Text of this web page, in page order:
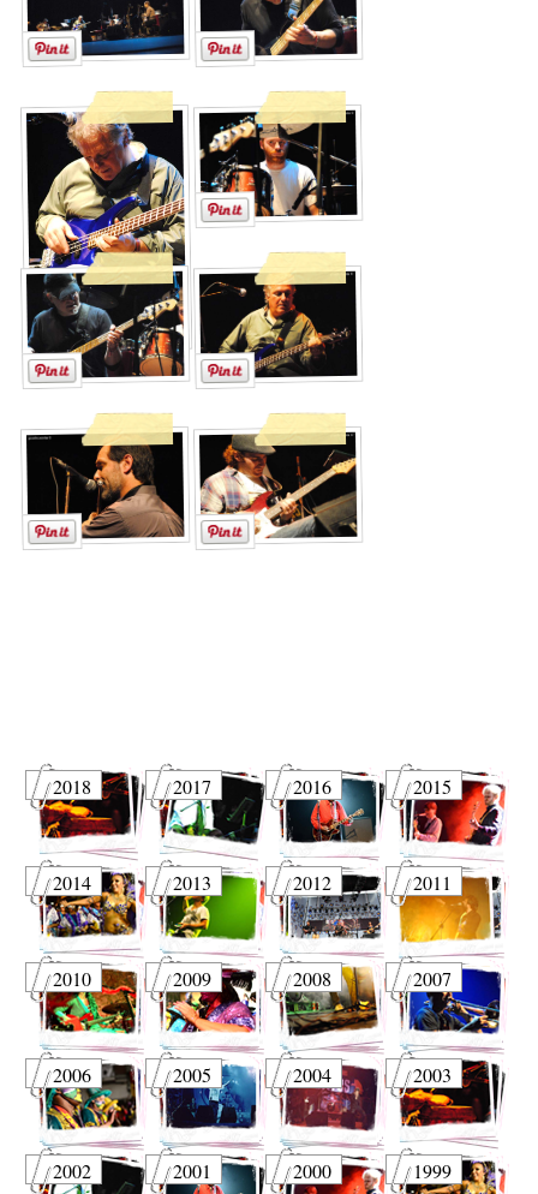
2018 2017 2016 2015
2014 2013 2012 2011
2010 2009 2008 2007
2006 2005 2004 2003
2002 2001 2000 1999